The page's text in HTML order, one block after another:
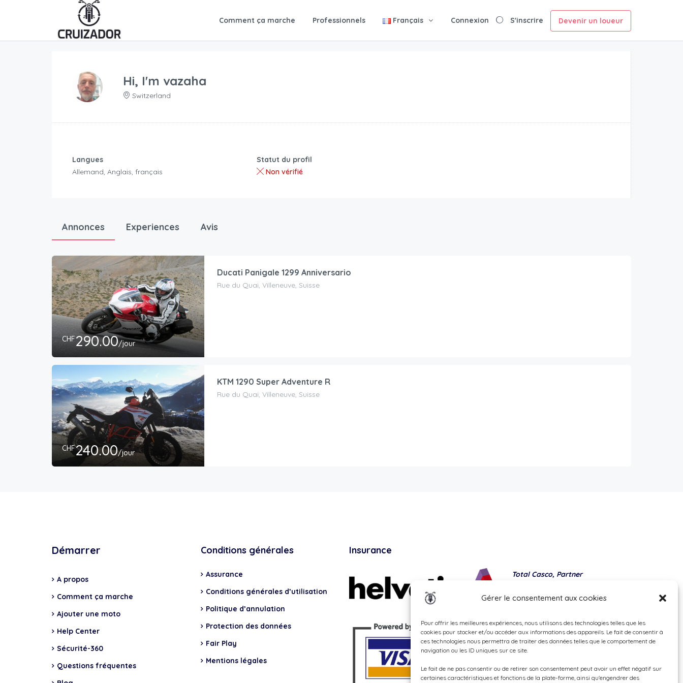
Gérer le consentement aux cookies
Pour offrir les meilleures expériences, nous utilisons des technologies telles que les
cookies pour stocker et/ou accéder aux informations des appareils. Le fait de consentir à
ces technologies nous permettra de traiter des données telles que le comportement de
navigation ou les ID uniques sur ce site.
Le fait de ne pas consentir ou de retirer son consentement peut avoir un effet négatif sur
certaines caractéristiques et fonctions de la plate-forme, ainsi qu'engendrer des
Comment ça marche Professionnels Français Connexion S'inscrire Devenir un loueur
Hi, I'm vazaha
Switzerland
Langues
Allemand, Anglais, français
Statut du profil
Non vérifié
Annonces Experiences Avis
CHF290.00/jour
Ducati Panigale 1299 Anniversario
Rue du Quai, Villeneuve, Suisse
CHF240.00/jour
KTM 1290 Super Adventure R
Rue du Quai, Villeneuve, Suisse
Démarrer
A propos
Comment ça marche
Ajouter une moto
Help Center
Sécurité-360
Questions fréquentes
Conditions générales
Assurance
Conditions générales d’utilisation
Politique d’annulation
Protection des données
Fair Play
Mentions légales
Insurance
Total Casco, Partner
Methods of payment